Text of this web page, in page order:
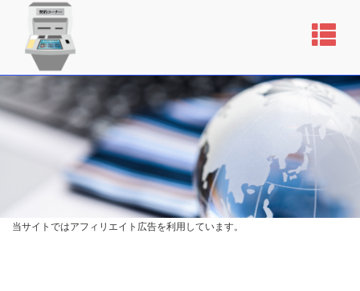
当サイトではアフィリエイト広告を利用しています。